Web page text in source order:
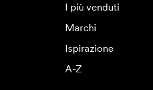
I più venduti
Marchi
Ispirazione
A-Z